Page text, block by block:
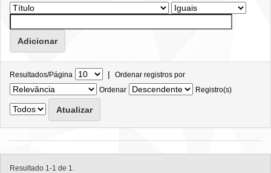
Resultados/Página | Ordenar registros por
Ordenar
Registro(s)
Resultado 1-1 de 1.